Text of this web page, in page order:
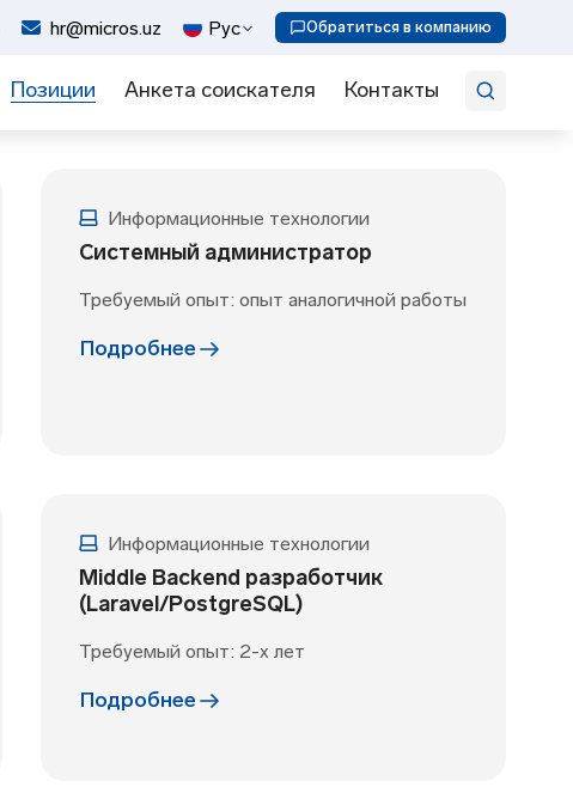
Искать
hr@micros.uz Рус Обратиться в компанию
Позиции Анкета соискателя Контакты
Информационные технологии
Системный администратор
Требуемый опыт: опыт аналогичной работы
Подробнее
Информационные технологии
Middle Backend разработчик
(Laravel/PostgreSQL)
Требуемый опыт: 2-х лет
Подробнее